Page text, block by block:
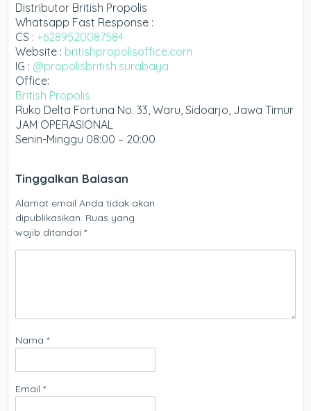
Distributor British Propolis
Whatsapp Fast Response :
CS : +6289520087584
Website : britishpropolisoffice.com
IG : @propolisbritish.surabaya
Office:
British Propolis
Ruko Delta Fortuna No. 33, Waru, Sidoarjo, Jawa Timur
JAM OPERASIONAL
Senin-Minggu 08:00 – 20:00
Tinggalkan Balasan
Alamat email Anda tidak akan
dipublikasikan. Ruas yang
wajib ditandai*
Nama*
Email*